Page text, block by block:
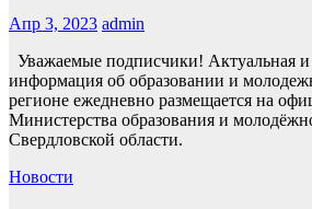
Апр 3, 2023 admin
Уважаемые подписчики! Актуальная и
информация об образовании и
регионе ежедневно размещается на
Министерства образования и
Свердловской области.
Новости